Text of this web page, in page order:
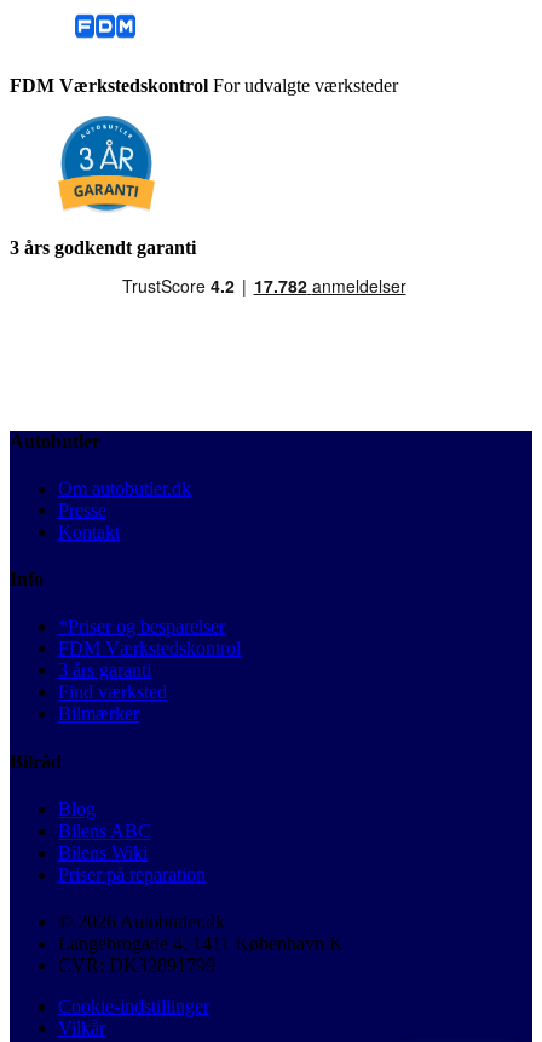
FDM Værkstedskontrol For udvalgte værksteder
3 års godkendt garanti
Autobutler
Om autobutler.dk
Presse
Kontakt
Info
*Priser og besparelser
FDM Værkstedskontrol
3 års garanti
Find værksted
Bilmærker
Bilråd
Blog
Bilens ABC
Bilens Wiki
Priser på reparation
© 2026 Autobutler.dk
Langebrogade 4, 1411 København K
CVR: DK32891799
Cookie-indstillinger
Vilkår